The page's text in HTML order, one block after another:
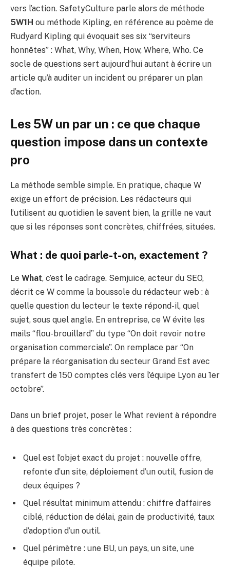
vers l’action. SafetyCulture parle alors de méthode
5W1H ou méthode Kipling, en référence au poème de
Rudyard Kipling qui évoquait ses six “serviteurs
honnêtes” : What, Why, When, How, Where, Who. Ce
socle de questions sert aujourd’hui autant à écrire un
article qu’à auditer un incident ou préparer un plan
d’action.
Les 5W un par un : ce que chaque
question impose dans un contexte
pro
La méthode semble simple. En pratique, chaque W
exige un effort de précision. Les rédacteurs qui
l’utilisent au quotidien le savent bien, la grille ne vaut
que si les réponses sont concrètes, chiffrées, situées.
What : de quoi parle-t-on, exactement ?
Le What, c’est le cadrage. Semjuice, acteur du SEO,
décrit ce W comme la boussole du rédacteur web : à
quelle question du lecteur le texte répond-il, quel
sujet, sous quel angle. En entreprise, ce W évite les
mails “flou-brouillard” du type “On doit revoir notre
organisation commerciale”. On remplace par “On
prépare la réorganisation du secteur Grand Est avec
transfert de 150 comptes clés vers l’équipe Lyon au 1er
octobre”.
Dans un brief projet, poser le What revient à répondre
à des questions très concrètes :
Quel est l’objet exact du projet : nouvelle offre,
refonte d’un site, déploiement d’un outil, fusion de
deux équipes ?
Quel résultat minimum attendu : chiffre d’affaires
ciblé, réduction de délai, gain de productivité, taux
d’adoption d’un outil.
Quel périmètre : une BU, un pays, un site, une
équipe pilote.